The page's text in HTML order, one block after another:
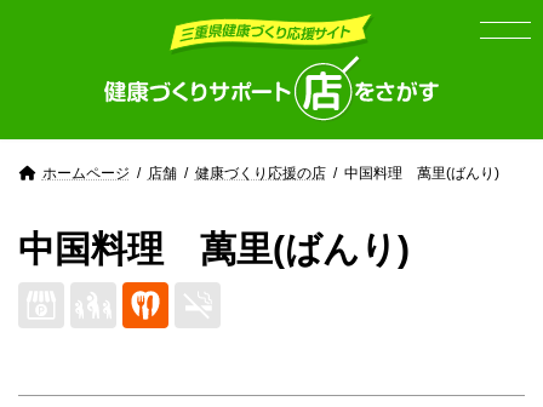
ホームページ 店舗 健康づくり応援の店 中国料理 萬里(ばんり)
中国料理 萬里(ばんり)